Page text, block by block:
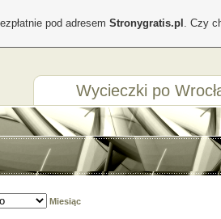
Wycieczki po
Miesiąc
pod adresem Stronygratis.pl . Czy